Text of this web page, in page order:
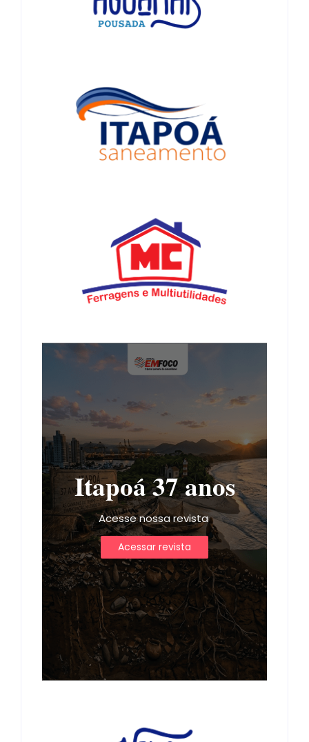
Itapoá 37 anos
Acesse nossa revista
Acessar revista